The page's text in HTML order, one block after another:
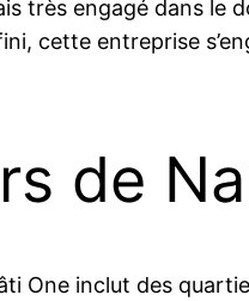
très engagé dans le
cette entreprise
de
One inclut des